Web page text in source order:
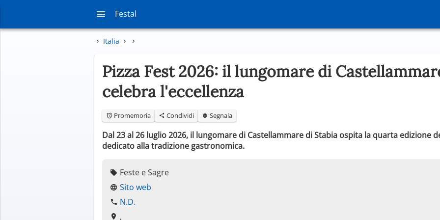
Festal
Italia
Pizza Fest 2026: il lungomare di
celebra l'eccellenza
Promemoria Condividi Segnala
Dal 23 al 26 luglio 2026, il lungomare di Castellammare di Stabia ospita la quarta edizione
dedicato alla tradizione gastronomica.
Feste e Sagre
Sito web
N.D.
,